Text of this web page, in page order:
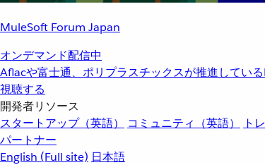
MuleSoft Forum Japan
オンデマンド配信中
Aflacや富士通、ポリプラスチックスが推進してい
視聴する
開発者リソース
スタートアップ（英語）
コミュニティ（英語） ト
パートナー
English (Full site) 日本語